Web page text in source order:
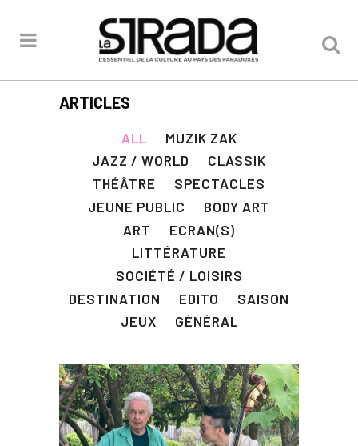
ARTICLES
ALL
MUZIK ZAK
JAZZ / WORLD
CLASSIK
THÉÂTRE
SPECTACLES
JEUNE PUBLIC
BODY ART
ART
ECRAN(S)
LITTÉRATURE
SOCIÉTÉ / LOISIRS
DESTINATION
EDITO
SAISON
JEUX
GÉNÉRAL